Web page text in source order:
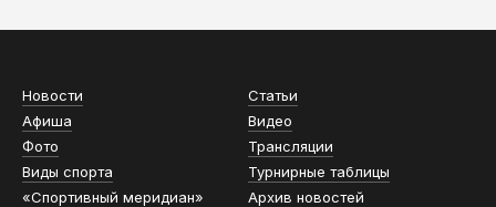
Новости
Статьи
Афиша
Видео
Фото
Трансляции
Виды спорта
Турнирные таблицы
«Спортивный меридиан»
Архив новостей